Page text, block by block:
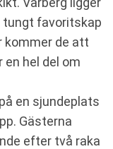
tungt favoritskap
kommer de att
en hel del om
en sjundeplats
Gästerna
efter två raka